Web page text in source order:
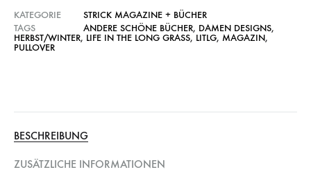
KATEGORIE
STRICK MAGAZINE + BÜCHER
TAGS
ANDERE SCHÖNE BÜCHER, DAMEN DESIGNS,
HERBST/WINTER, LIFE IN THE LONG GRASS, LITLG, MAGAZIN,
PULLOVER
BESCHREIBUNG
ZUSÄTZLICHE INFORMATIONEN